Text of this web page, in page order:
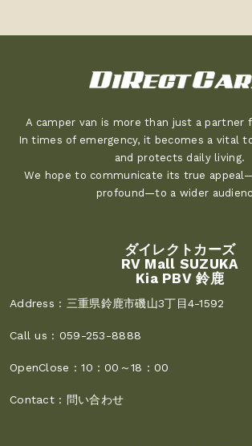
A camper van is more than just a partner
In times of emergency, it becomes a vital
and protects daily living.
We hope to communicate its true
profound—to a wider
ダイレクトカーズ
RV Mall SUZUKA
Kia PBV 鈴鹿
Address : 三重県鈴鹿市磯山3丁目4-1592
Call us : 059-253-8888
OpenClose :10：00～18：00
Contact : 問い合わせ